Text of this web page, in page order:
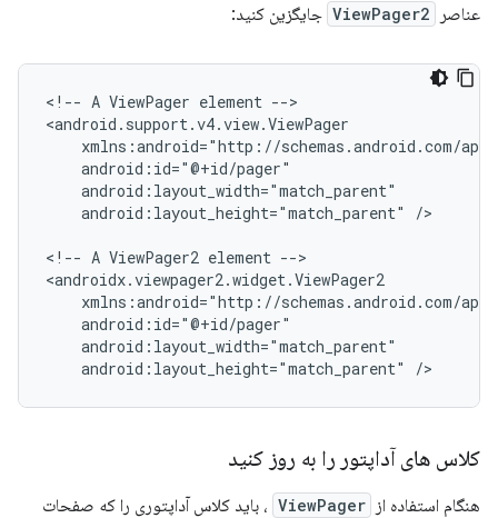
عناصر
ViewPager2 جایگزین کنید:
<!-- A ViewPager element -->
android:layout_height="match_parent"
/>
<!-- A ViewPager2 element -->
android:layout_height="match_parent"
کلاس های آداپتور را به روز کنید
هنگام استفاده از ViewPager ، باید کلاس آداپتوری را که صفحات